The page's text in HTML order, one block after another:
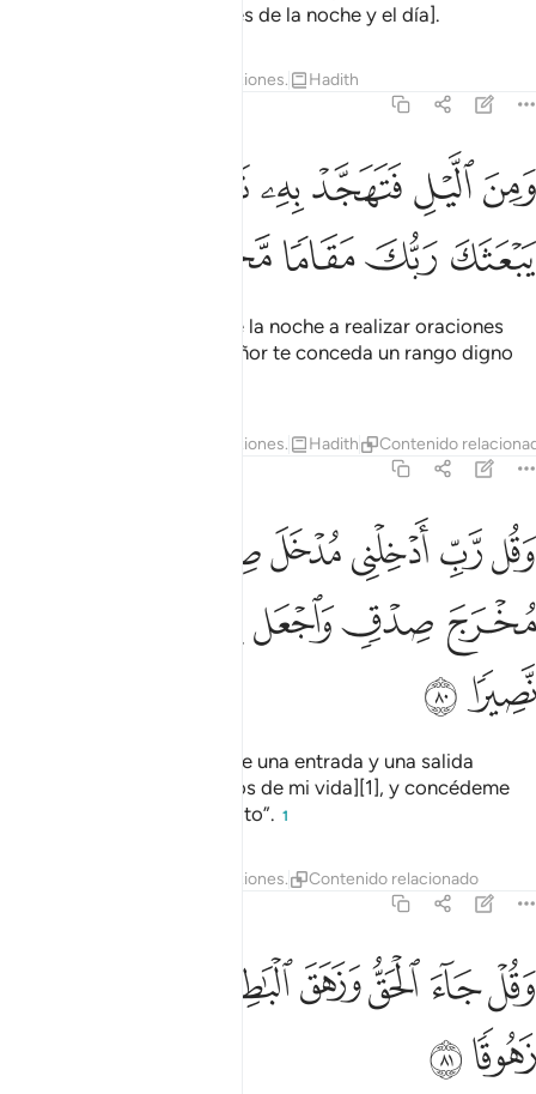
atestiguada [por los ángeles de la noche y el día].
Reflexiones. Hadith
ومن الليل فتهجد به نافلة لك عسى ان يبعثك ربك مقاما محمودا ٧٩
وَمِنَ ٱلَّيْلِ فَتَهَجَّدْ بِهِۦ نَافِلَةًۭ لَّكَ عَسَىٰٓ أَن يَبْعَثَكَ رَبُّكَ مَقَامًۭا
ﱭﱮﱯﱰﱱ
ﱵﱶﱷﱸ
También levántate parte de la noche a realizar oraciones
voluntarias, para que tu Señor te conceda un rango digno
Reflexiones. Hadith Contenido
وقل رب ادخلني مدخل صدق واخرجني مخرج صدق واجعل لي من لدنك
وَقُل رَّبِّ أَدْخِلْنِى مُدْخَلَ صِدْقٍۢ وَأَخْرِجْنِى مُخْرَجَ صِدْقٍۢ وَٱجْعَل لِّى
ﱺﱻﱼﱽﱾ
ﲀ ﲁﲂﲃ
ﲇﲈ
Di: “¡Señor mío! Concédeme una entrada y una salida
dignas [en todos los asuntos de mi vida][1], y concédeme
los medios para logra el éxito”. 1
Reflexiones. Contenido relacionado
وقل جاء الحق وزهق الباطل ان الباطل كان زهوقا ٨١
وَقُلْ جَآءَ ٱلْحَقُّ وَزَهَقَ ٱلْبَـٰطِلُ ۚ إِنَّ ٱلْبَـٰطِلَ كَانَ زَهُوقًۭا ٨١
ﲉﲊﲋﲌﲍﲎ
ﲒﲓ